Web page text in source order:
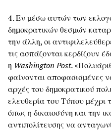
4. Εν μέσω αυτών των
δημοκρατικών θεσμών
την άλλη, οι
τις ασπάζονται κερδίζουν
η Washington Post.
φαίνονται αποφασισμένες
αρχές του δημοκρατικού
ελευθερία του Τύπου μέχρι
όπως η δικαιοσύνη και την
αντιπολίτευσης να